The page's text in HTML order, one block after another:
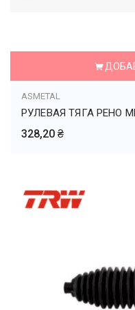
ASMETAL
РУЛЕВАЯ ТЯГА РЕНО
328,20 ₴